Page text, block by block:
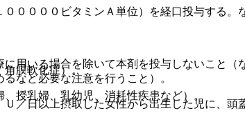
用いる場合を除いて本剤を投与しないこと（
など必要な注意を行うこと）。
／日以上摂取した女性から出生した児に、
００００ビタミンＡ単位）を経口投与する。
膜軟化症）。
授乳婦、乳幼児、消耗性疾患など）。